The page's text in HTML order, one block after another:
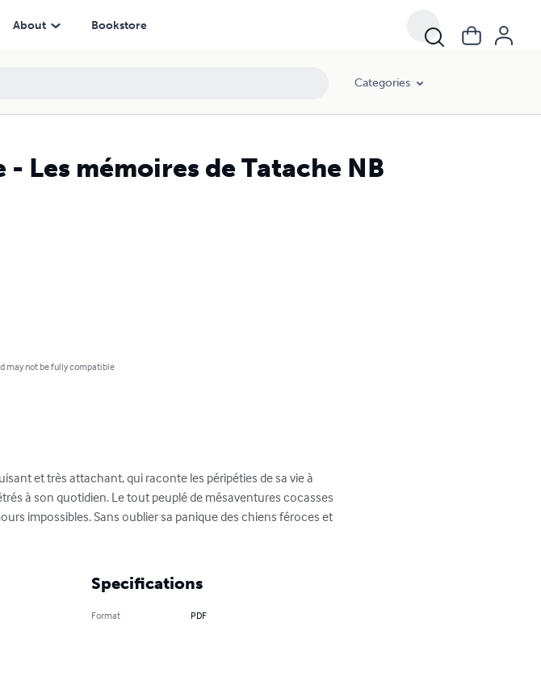
About Bookstore
Categories
Les mémoires de Tatache NB
may not be fully compatible
et très attachant, qui raconte les péripéties de sa vie à
à son quotidien. Le tout peuplé de mésaventures cocasses
impossibles. Sans oublier sa panique des chiens féroces et
Specifications
Format PDF